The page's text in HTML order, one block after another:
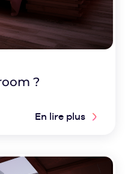
?
En lire plus